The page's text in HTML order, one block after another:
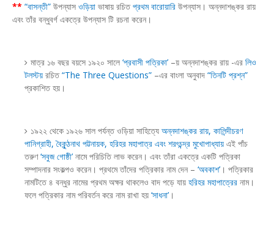
** “বাসন্তী” উপন্যাস ওড়িয়া ভাষায় রচিতপ্রথম বারোয়ারি উপন্যাস। অন্নদাশঙ্কর রায়
এবং তাঁর বন্ধুবর্গ একত্রে উপন্যাস টি রচনা করেন।
মাত্র ১৬ বছর বয়সে ১৯২০ সালে ‘প্রবাসী পত্রিকা’ –য় অন্নদাশঙ্কর রায় -এর লিও
টলস্টয় রচিত“The Three Questions” –এর বাংলা অনুবাদ “তিনটি প্রশ্ন”
প্রকাশিত হয়।
১৯২২ থেকে ১৯২৬ সাল পর্যন্ত ওড়িয়া সাহিত্যে অন্নদাশঙ্কর রায়, কালিন্দীচরণ
পানিগ্রাহী, বৈকুন্ঠনাথ পট্টনায়ক, হরিহর মহাপাত্র এবং শরৎচন্দ্র মুখোপাধ্যায় এই পাঁচ
তরুণ‘সবুজ গোষ্ঠী’ নামে পরিচিতি লাভ করেন। এবং তাঁরা একত্রে একটি পত্রিকা
সম্পাদনার সংকল্পও করেন। প্রথমে তাঁদের পত্রিকার নাম দেন – ‘অবকাশ’ । পত্রিকার
নামটিতে ৪ বন্ধুর নামের প্রথম অক্ষর থাকলেও বাদ পড়ে যায় হরিহর মহাপাত্রের নাম।
ফলে পত্রিকার নাম পরিবর্তন করে নাম রাখা হয় ‘সাধনা’ ।